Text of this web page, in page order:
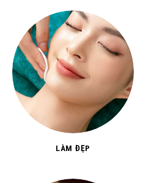
LÀM ĐẸP